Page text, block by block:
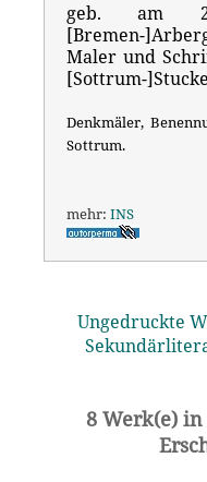
geb. am
[Bremen-
Maler und
[Sottrum-
Denkmäler,
Sottrum.
mehr: INS
Ungedruckte
8 Werk(e)